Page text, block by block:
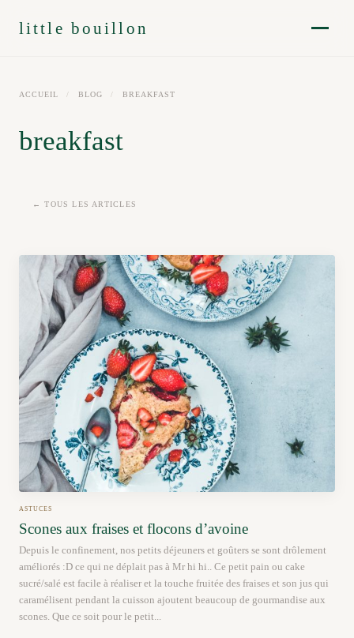
little bouillon
ACCUEIL / BLOG / BREAKFAST
breakfast
← TOUS LES ARTICLES
ASTUCES
Scones aux fraises et flocons d’avoine
Depuis le confinement, nos petits déjeuners et goûters se sont drôlement
améliorés :D ce qui ne déplait pas à Mr hi hi.. Ce petit pain ou cake
sucré/salé est facile à réaliser et la touche fruitée des fraises et son jus qui
caramélisent pendant la cuisson ajoutent beaucoup de gourmandise aux
scones. Que ce soit pour le petit...